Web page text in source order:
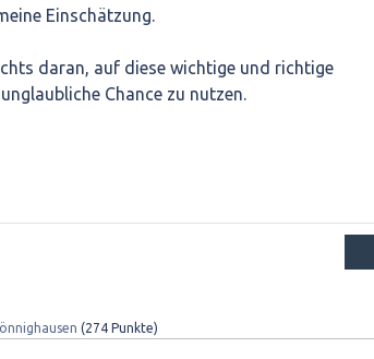
Einschätzung.
daran, auf diese wichtige und richtige
Chance zu nutzen.
(274 Punkte)